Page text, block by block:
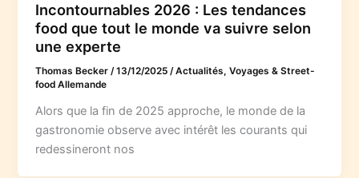
Incontournables 2026 : Les tendances
food que tout le monde va suivre selon
une experte
Thomas Becker/13/12/2025/Actualités, Voyages & Street-
food Allemande
Alors que la fin de 2025 approche, le monde de la
gastronomie observe avec intérêt les courants qui
redessineront nos